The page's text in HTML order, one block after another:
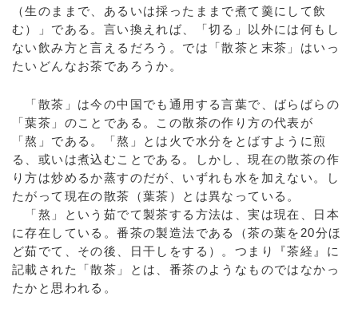
（生のままで、あるいは採ったままで煮て羹にして飲
む）」である。言い換えれば、「切る」以外には何もし
ない飲み方と言えるだろう。では「散茶と末茶」はいっ
たいどんなお茶であろうか。
「散茶」は今の中国でも通用する言葉で、ばらばらの
「葉茶」のことである。この散茶の作り方の代表が
「熬」である。「熬」とは火で水分をとばすように煎
る、或いは煮込むことである。しかし、現在の散茶の作
り方は炒めるか蒸すのだが、いずれも水を加えない。し
たがって現在の散茶（葉茶）とは異なっている。
「熬」という茹でて製茶する方法は、実は現在、日本
に存在している。番茶の製造法である（茶の葉を20分ほ
ど茹でて、その後、日干しをする）。つまり『茶経』に
記載された「散茶」とは、番茶のようなものではなかっ
たかと思われる。